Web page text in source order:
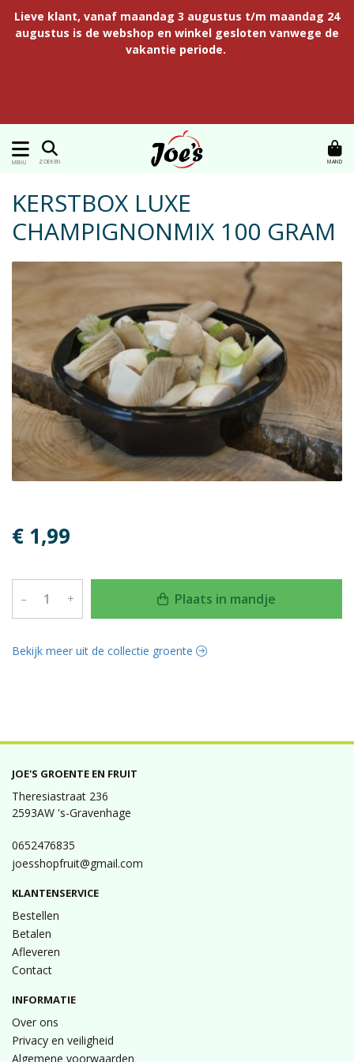
Lieve klant, vanaf maandag 3 augustus t/m maandag 24
augustus is de webshop en winkel gesloten vanwege de
vakantie periode.
MENU ZOEKEN MAND
KERSTBOX LUXE
CHAMPIGNONMIX 100 GRAM
€ 1,99
– + Plaats in mandje
Bekijk meer uit de collectie groente
JOE'S GROENTE EN FRUIT
Theresiastraat 236
2593AW 's-Gravenhage
0652476835
joesshopfruit@gmail.com
KLANTENSERVICE
Bestellen
Betalen
Afleveren
Contact
INFORMATIE
Over ons
Privacy en veiligheid
Algemene voorwaarden